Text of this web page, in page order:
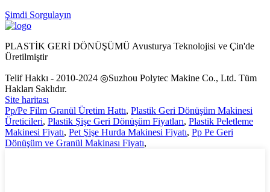
Şimdi Sorgulayın
PLASTİK GERİ DÖNÜŞÜMÜ Avusturya Teknolojisi ve Çin'de
Üretilmiştir
Telif Hakkı - 2010-2024 ◎Suzhou Polytec Makine Co., Ltd. Tüm
Hakları Saklıdır.
Site haritası
Pp/Pe Film Granül Üretim Hattı, Plastik Geri Dönüşüm Makinesi
Üreticileri, Plastik Şişe Geri Dönüşüm Fiyatları, Plastik Peletleme
Makinesi Fiyatı, Pet Şişe Hurda Makinesi Fiyatı, Pp Pe Geri
Dönüşüm ve Granül Makinası Fiyatı,